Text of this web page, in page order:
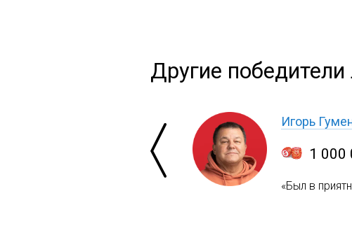
Другие победители
Игорь
1 000
«Был в